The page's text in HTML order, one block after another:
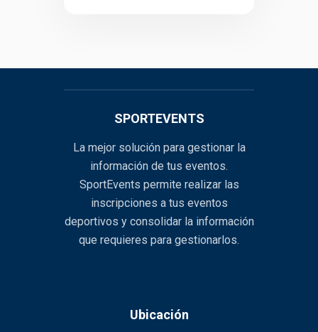
SPORTEVENTS
La mejor solución para gestionar la
información de tus eventos.
SportEvents permite realizar las
inscripciones a tus eventos
deportivos y consolidar la información
que requieres para gestionarlos.
Ubicación